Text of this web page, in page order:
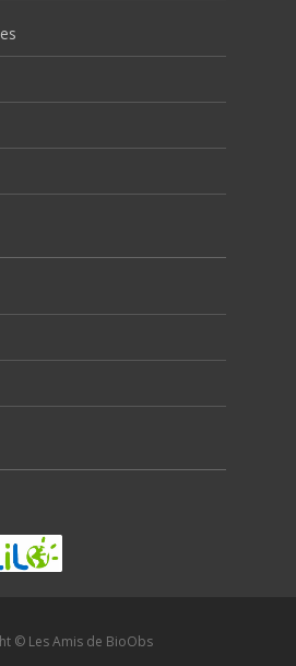
© Les Amis de BioObs